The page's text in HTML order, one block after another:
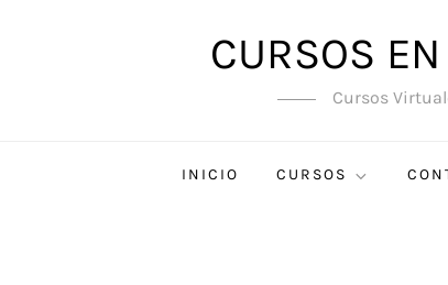
CURSOS
Cursos
INICIO CURSOS